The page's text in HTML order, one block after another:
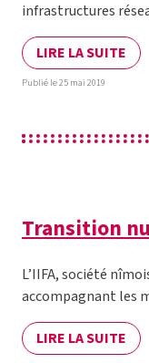
infrastructures
LIRE LA SUITE
Publié le 25 mai 2019
Transition
L’IIFA, société
accompagnant les
LIRE LA SUITE